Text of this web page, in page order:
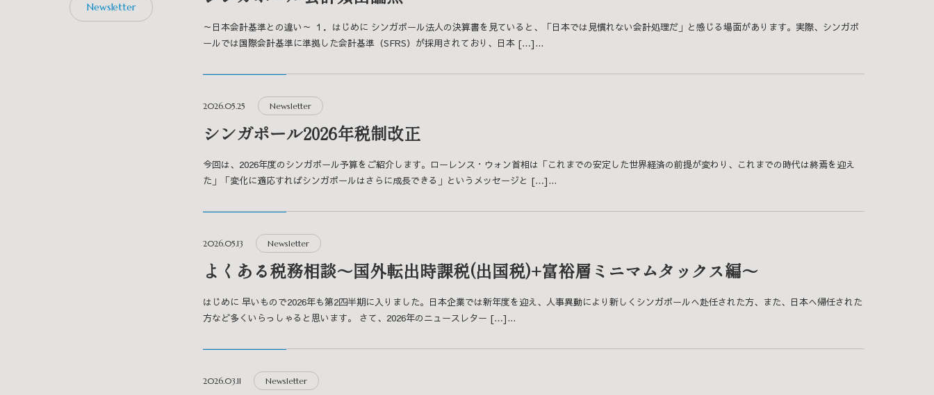
Newsletter
～日本会計基準との違い～ １．はじめに シンガポール法人の決算書を見ていると、「日本では見慣れない会計処理だ」と感じる場面があります。実際、シンガポ
ールでは国際会計基準に準拠した会計基準（SFRS）が採用されており、日本 […]...
2026.05.25 Newsletter
シンガポール2026年税制改正
今回は、2026年度のシンガポール予算をご紹介します。ローレンス・ウォン首相は「これまでの安定した世界経済の前提が変わり、これまでの時代は終焉を迎え
た」「変化に適応すればシンガポールはさらに成長できる」というメッセージと […]...
2026.05.13 Newsletter
よくある税務相談～国外転出時課税(出国税)+富裕層ミニマムタックス編～
はじめに 早いもので2026年も第2四半期に入りました。日本企業では新年度を迎え、人事異動により新しくシンガポールへ赴任された方、また、日本へ帰任された
方など多くいらっしゃると思います。 さて、2026年のニュースレター […]...
2026.03.11 Newsletter